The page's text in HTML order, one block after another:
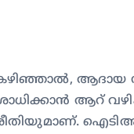
ആദായ
ആറ്
രീതിയുമാണ്.